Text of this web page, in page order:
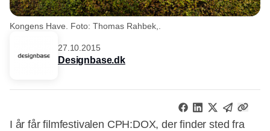
Kongens Have. Foto: Thomas Rahbek,.
27.10.2015
Designbase.dk
I år får filmfestivalen CPH:DOX, der finder sted fra